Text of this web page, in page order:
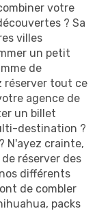
votre
? Sa
villes
un petit
de
réserver tout ce
agence de
un billet
destination ?
N'ayez crainte,
réserver des
différents
de combler
packs